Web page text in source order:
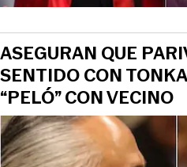
ASEGURAN QUE
SENTIDO CON
“PELÓ” CON VECINO